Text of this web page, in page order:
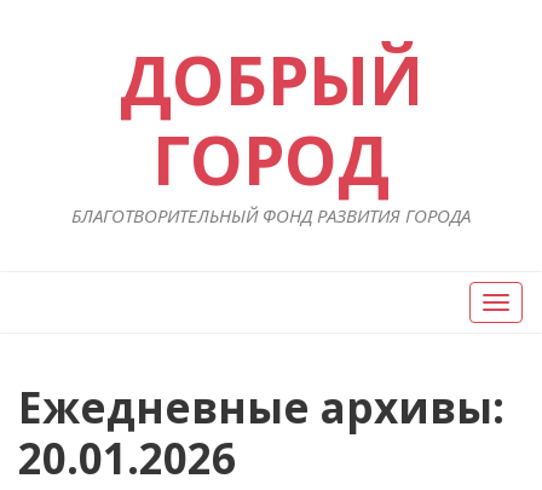
ДОБРЫЙ
ГОРОД
БЛАГОТВОРИТЕЛЬНЫЙ ФОНД РАЗВИТИЯ ГОРОДА
Вкл/
Выкл
Ежедневные архивы:
20.01.2026